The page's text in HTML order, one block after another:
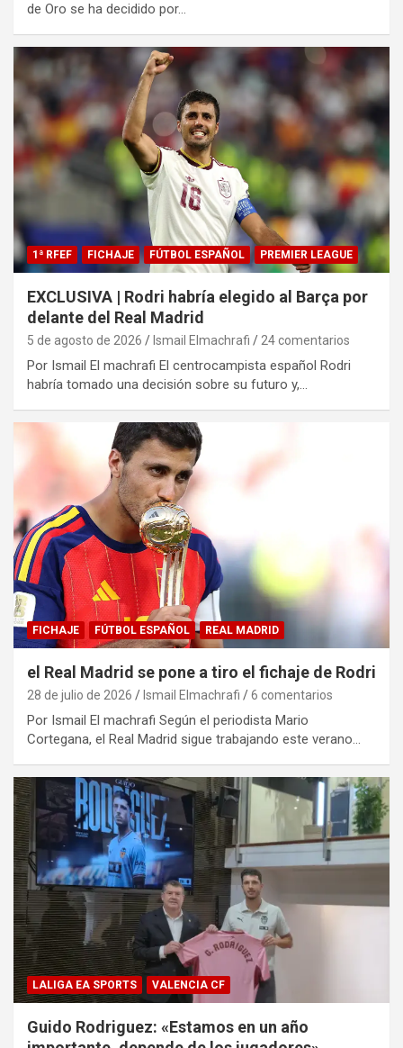
de Oro se ha decidido por…
1ª RFEF FICHAJE FÚTBOL ESPAÑOL PREMIER LEAGUE
EXCLUSIVA | Rodri habría elegido al Barça por
delante del Real Madrid
5 de agosto de 2026 Ismail Elmachrafi 24 comentarios
Por Ismail El machrafi El centrocampista español Rodri
habría tomado una decisión sobre su futuro y,…
FICHAJE FÚTBOL ESPAÑOL REAL MADRID
el Real Madrid se pone a tiro el fichaje de Rodri
28 de julio de 2026 Ismail Elmachrafi 6 comentarios
Por Ismail El machrafi Según el periodista Mario
Cortegana, el Real Madrid sigue trabajando este verano…
LALIGA EA SPORTS VALENCIA CF
Guido Rodriguez: «Estamos en un año